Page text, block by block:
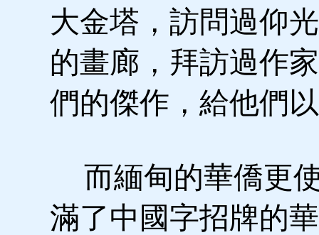
大金塔，訪問過仰
的畫廊，拜訪過作
們的傑作，給他們
而緬甸的華僑更
滿了中國字招牌的